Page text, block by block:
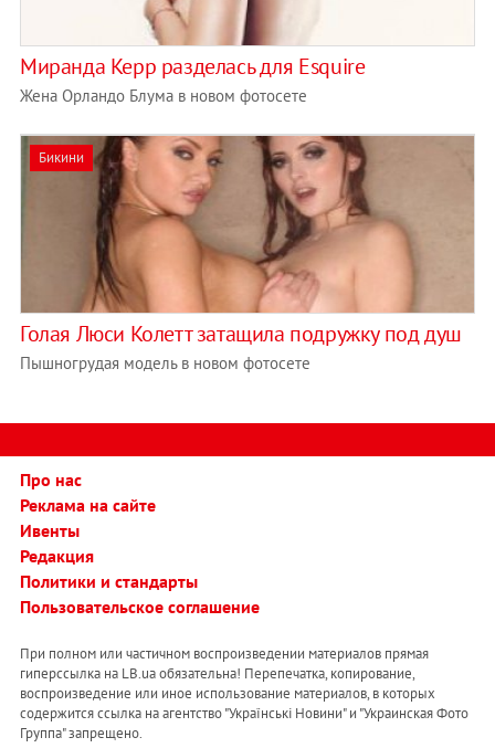
Миранда Керр разделась для Esquire
Жена Орландо Блума в новом фотосете
Бикини
Голая Люси Колетт затащила подружку под душ
Пышногрудая модель в новом фотосете
Про нас
Реклама на сайте
Ивенты
Редакция
Политики и стандарты
Пользовательское соглашение
При полном или частичном воспроизведении материалов прямая
гиперссылка на LB.ua обязательна! Перепечатка, копирование,
воспроизведение или иное использование материалов, в которых
содержится ссылка на агентство "Українськi Новини" и "Украинская Фото
Группа" запрещено.